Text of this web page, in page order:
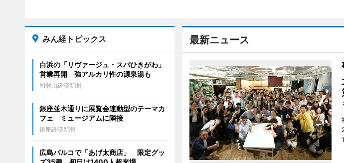
最新ニュース
みん経トピックス
白浜の「リヴァージュ・スパひきがわ」
営業再開 強アルカリ性の源泉湯も
和歌山経済新聞
銀座並木通りに展覧会連動型のテーマカ
フェ ミュージアムに隣接
銀座経済新聞
広島パルコで「あげ太商店」 限定グッ